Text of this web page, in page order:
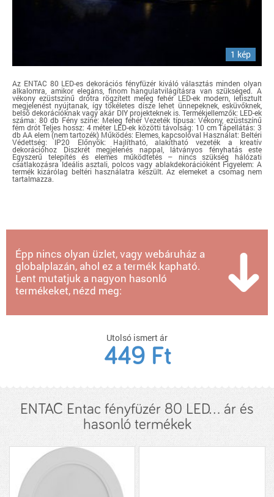
1 kép
Az ENTAC 80 LED-es dekorációs fényfüzér kiváló választás minden olyan
alkalomra, amikor elegáns, finom hangulatvilágításra van szükséged. A
vékony ezüstszínű drótra rögzített meleg fehér LED-ek modern, letisztult
megjelenést nyújtanak, így tökéletes dísze lehet ünnepeknek, esküvőknek,
belső dekorációknak vagy akár DIY projekteknek is. Termékjellemzők: LED-ek
száma: 80 db Fény színe: Meleg fehér Vezeték típusa: Vékony, ezüstszínű
fém drót Teljes hossz: 4 méter LED-ek közötti távolság: 10 cm Tápellátás: 3
db AA elem (nem tartozék) Működés: Elemes, kapcsolóval Használat: Beltéri
Védettség: IP20 Előnyök: Hajlítható, alakítható vezeték a kreatív
dekorációhoz Diszkrét megjelenés nappal, látványos fényhatás este
Egyszerű telepítés és elemes működtetés – nincs szükség hálózati
csatlakozásra Ideális asztali, polcos vagy ablakdekorációként Figyelem: A
termék kizárólag beltéri használatra készült. Az elemeket a csomag nem
tartalmazza.
Épp nincs olyan üzlet, vagy webáruház a
globalplazán, ahol ez a termék kapható.
Lent mutatjuk a nagyon hasonló
termékeket, nézd meg:
Utolsó ismert ár
449 Ft
ENTAC Entac fényfüzér 80 LED... ár és
hasonló termékek